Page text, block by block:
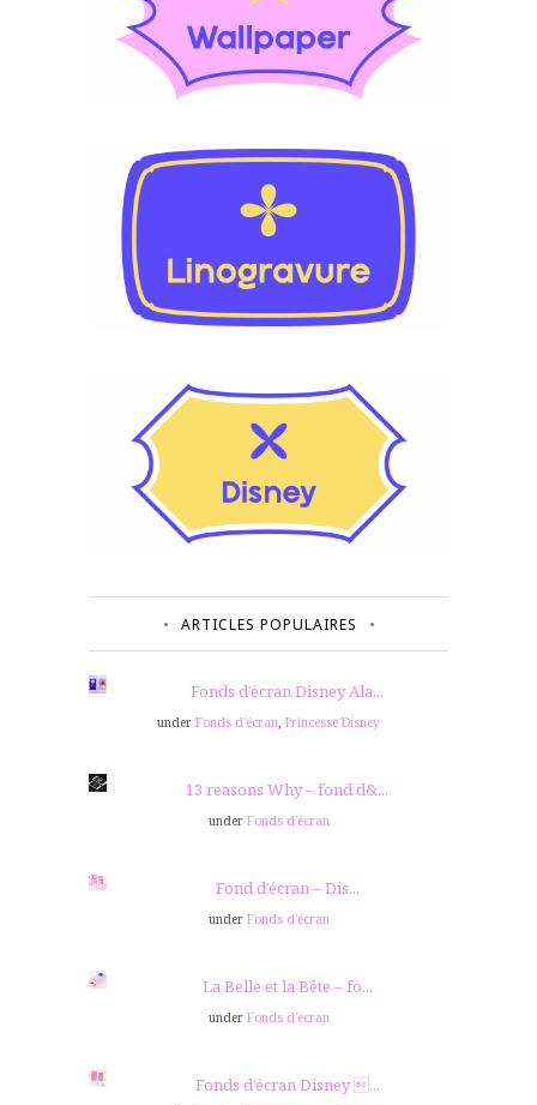
ARTICLES POPULAIRES
Fonds d’écran Disney Ala...
under Fonds d'écran Princesse Disney
13 reasons Why – fond d&...
under Fonds d'écran
Fond d’écran – Dis...
under Fonds d'écran
La Belle et la Bête – fo...
under Fonds d'écran
Fonds d’écran Disney ...